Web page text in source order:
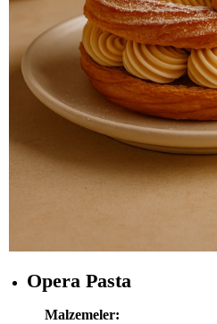
Opera Pasta
Malzemeler: